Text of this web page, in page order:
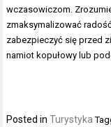
wczasowiczom.
zmaksymalizować
zabezpieczyć się przed
namiot kopułowy lub
Posted inTurystyka